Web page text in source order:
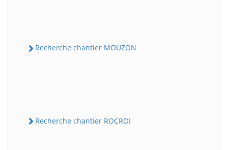
Recherche chantier MOUZON
Recherche chantier ROCROI